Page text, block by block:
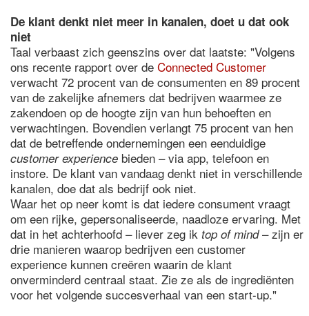
De klant denkt niet meer in kanalen, doet u dat ook
niet
Taal verbaast zich geenszins over dat laatste: "Volgens
ons recente rapport over de Connected Customer
verwacht 72 procent van de consumenten en 89 procent
van de zakelijke afnemers dat bedrijven waarmee ze
zakendoen op de hoogte zijn van hun behoeften en
verwachtingen. Bovendien verlangt 75 procent van hen
dat de betreffende ondernemingen een eenduidige
customer experience bieden – via app, telefoon en
instore. De klant van vandaag denkt niet in verschillende
kanalen, doe dat als bedrijf ook niet.
Waar het op neer komt is dat iedere consument vraagt
om een rijke, gepersonaliseerde, naadloze ervaring. Met
dat in het achterhoofd – liever zeg ik top of mind– zijn er
drie manieren waarop bedrijven een customer
experience kunnen creëren waarin de klant
onverminderd centraal staat. Zie ze als de ingrediënten
voor het volgende succesverhaal van een start-up."